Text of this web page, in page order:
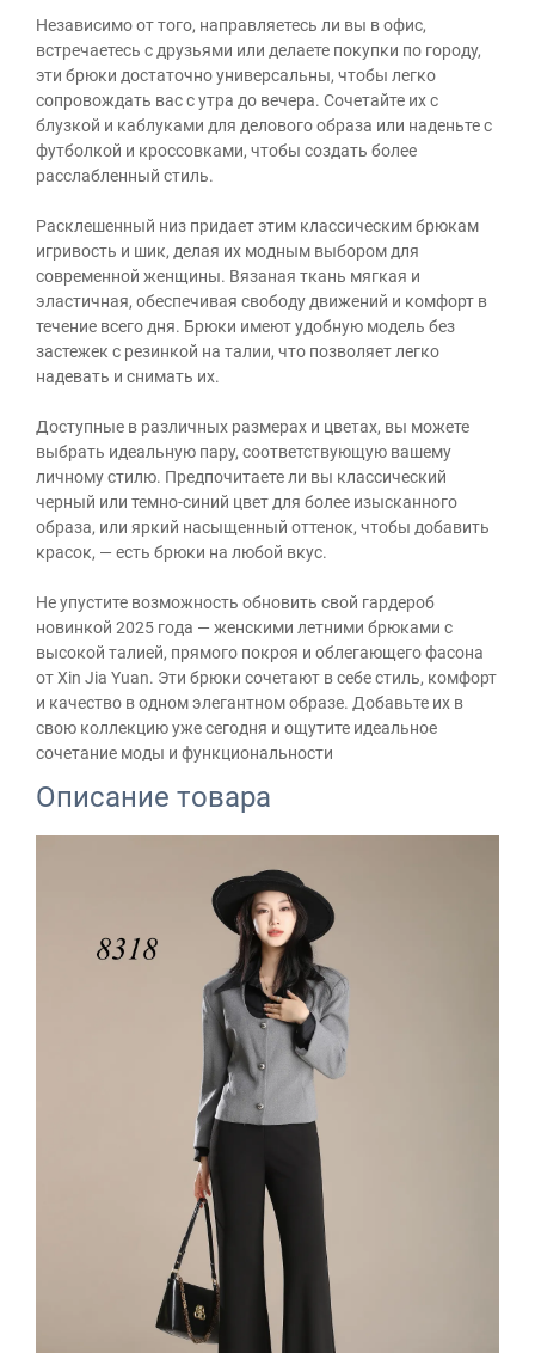
Независимо от того, направляетесь ли вы в офис,
встречаетесь с друзьями или делаете покупки по городу,
эти брюки достаточно универсальны, чтобы легко
сопровождать вас с утра до вечера. Сочетайте их с
блузкой и каблуками для делового образа или наденьте с
футболкой и кроссовками, чтобы создать более
расслабленный стиль.
Расклешенный низ придает этим классическим брюкам
игривость и шик, делая их модным выбором для
современной женщины. Вязаная ткань мягкая и
эластичная, обеспечивая свободу движений и комфорт в
течение всего дня. Брюки имеют удобную модель без
застежек с резинкой на талии, что позволяет легко
надевать и снимать их.
Доступные в различных размерах и цветах, вы можете
выбрать идеальную пару, соответствующую вашему
личному стилю. Предпочитаете ли вы классический
черный или темно-синий цвет для более изысканного
образа, или яркий насыщенный оттенок, чтобы добавить
красок, — есть брюки на любой вкус.
Не упустите возможность обновить свой гардероб
новинкой 2025 года — женскими летними брюками с
высокой талией, прямого покроя и облегающего фасона
от Xin Jia Yuan. Эти брюки сочетают в себе стиль, комфорт
и качество в одном элегантном образе. Добавьте их в
свою коллекцию уже сегодня и ощутите идеальное
сочетание моды и функциональности
Описание товара